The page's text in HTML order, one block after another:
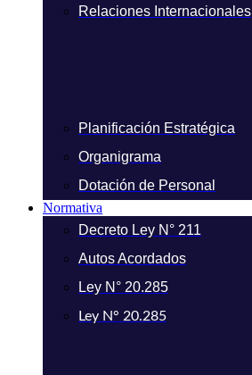
Relaciones Internacionales
Planificación Estratégica
Organigrama
Dotación de Personal
Normativa
Decreto Ley N° 211
Autos Acordados
Ley N° 20.285
Ley N° 20.285